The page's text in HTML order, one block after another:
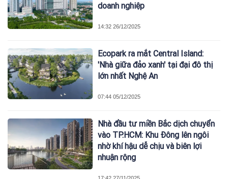
doanh nghiệp
14:32 26/12/2025
Ecopark ra mắt Central Island:
'Nhà giữa đảo xanh' tại đại đô thị
lớn nhất Nghệ An
07:44 05/12/2025
Nhà đầu tư miền Bắc dịch chuyển
vào TP.HCM: Khu Đông lên ngôi
nhờ khí hậu dễ chịu và biên lợi
nhuận rộng